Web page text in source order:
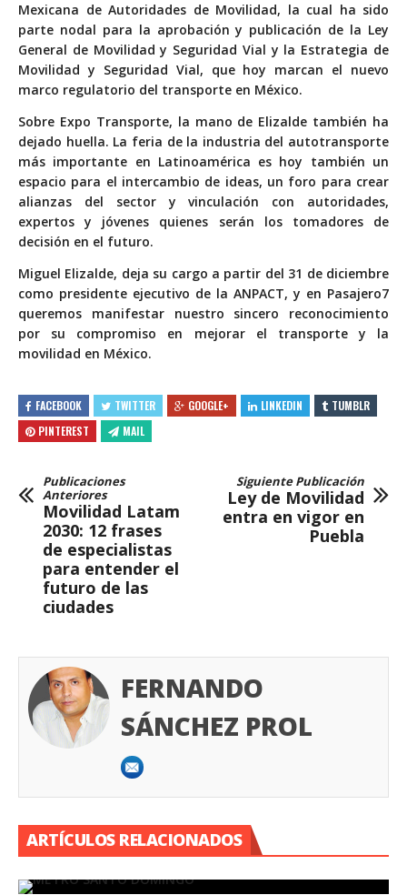
Mexicana de Autoridades de Movilidad, la cual ha sido
parte nodal para la aprobación y publicación de la Ley
General de Movilidad y Seguridad Vial y la Estrategia de
Movilidad y Seguridad Vial, que hoy marcan el nuevo
marco regulatorio del transporte en México.
Sobre Expo Transporte, la mano de Elizalde también ha
dejado huella. La feria de la industria del autotransporte
más importante en Latinoamérica es hoy también un
espacio para el intercambio de ideas, un foro para crear
alianzas del sector y vinculación con autoridades,
expertos y jóvenes quienes serán los tomadores de
decisión en el futuro.
Miguel Elizalde, deja su cargo a partir del 31 de diciembre
como presidente ejecutivo de la ANPACT, y en Pasajero7
queremos manifestar nuestro sincero reconocimiento
por su compromiso en mejorar el transporte y la
movilidad en México.
FACEBOOK TWITTER GOOGLE+ LINKEDIN
TUMBLR
PINTEREST
MAIL
Publicaciones
Anteriores
Movilidad Latam
2030: 12 frases
de especialistas
para entender el
futuro de las
ciudades
Siguiente Publicación
Ley de Movilidad
entra en vigor en
Puebla
FERNANDO
SÁNCHEZ PROL
ARTÍCULOS RELACIONADOS